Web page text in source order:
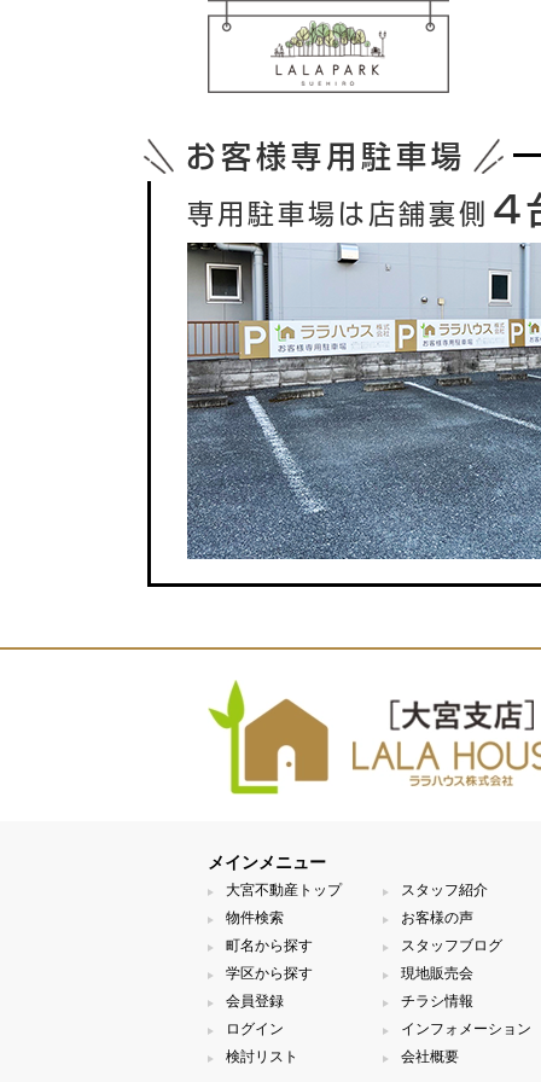
お客様専用駐車場
専用駐車場は店舗裏側 ４
メインメニュー
大宮不動産トップ
物件検索
町名から探す
学区から探す
会員登録
ログイン
検討リスト
スタッフ紹介
お客様の声
スタッフブログ
現地販売会
チラシ情報
インフォメーション
会社概要